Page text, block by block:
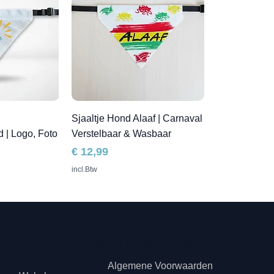
| Logo, Foto
Sjaaltje Hond Alaaf | Carnaval
Verstelbaar & Wasbaar
Prijs
€ 12,99
incl.Btw
Algemene Voorwaarden